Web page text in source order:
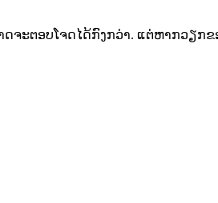
ດຈະຕອບໂຈດໄດ້ກົງກວ່າ. ແຕ່ຫາກວຽກ